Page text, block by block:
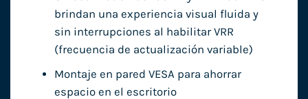
brindan una experiencia visual fluida y
sin interrupciones al habilitar VRR
(frecuencia de actualización variable)
Montaje en pared VESA para ahorrar
espacio en el escritorio